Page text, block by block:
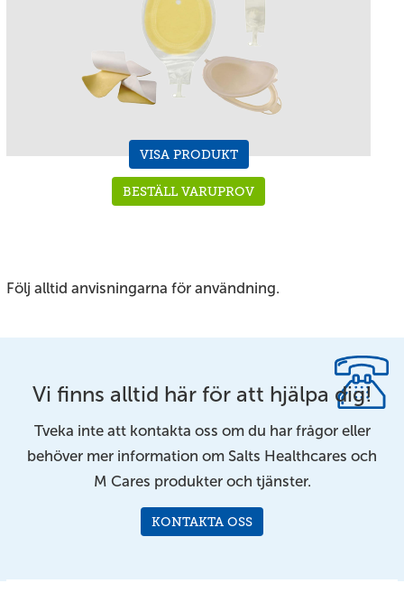
VISA PRODUKT
BESTÄLL VARUPROV
Följ alltid anvisningarna för användning.
Vi finns alltid här för att hjälpa dig!
Tveka inte att kontakta oss om du har frågor eller
behöver mer information om Salts Healthcares och
M Cares produkter och tjänster.
KONTAKTA OSS